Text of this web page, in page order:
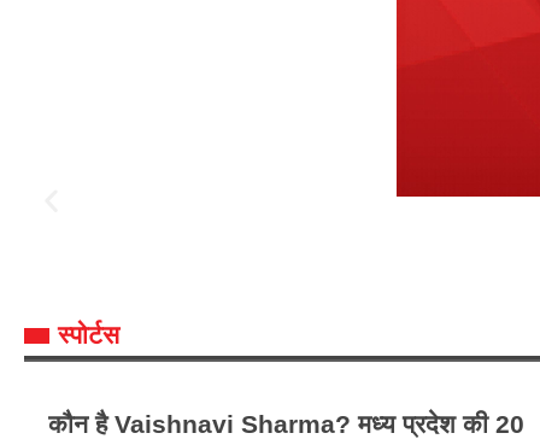
स्पोर्टस
कौन है Vaishnavi Sharma? मध्य प्रदेश की 20